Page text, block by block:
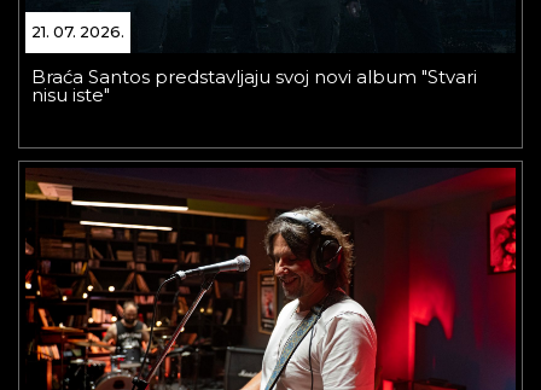
21. 07. 2026.
Braća Santos predstavljaju svoj novi album "Stvari
nisu iste"